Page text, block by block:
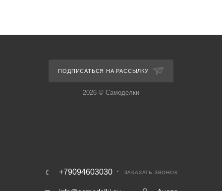
ПОДПИСАТЬСЯ НА РАССЫЛКУ
2026 © Самоделки
+79094603030 ЗАКАЗАТЬ ЗВОНОК